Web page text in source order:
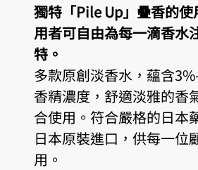
獨特「Pile Up」疊香的
用者可自由為每一滴香水
特。
多款原創淡香水，蘊含
香精濃度，舒適淡雅的香
合使用。符合嚴格的日本
日本原裝進口，供每一位
用。